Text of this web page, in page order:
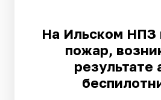
На Ильском НПЗ
пожар,
результате